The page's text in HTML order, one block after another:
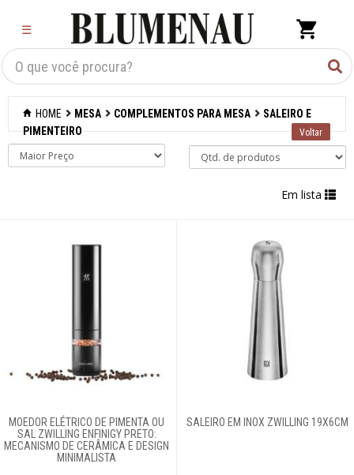
☰
Criar Lista×
Organização
Cozinha
Eletros
Acessórios
Café e chá
Complementos
Açucareiros
Caminhos de
mesa
HOME MESA COMPLEMENTOS PARA MESA
SALEIRO E
PIMENTEIRO
Em lista
MOEDOR ELÉTRICO DE PIMENTA OU
SAL ZWILLING ENFINIGY PRETO:
MECANISMO DE CERÂMICA E DESIGN
MINIMALISTA
SALEIRO EM INOX ZWILLING 19X6CM